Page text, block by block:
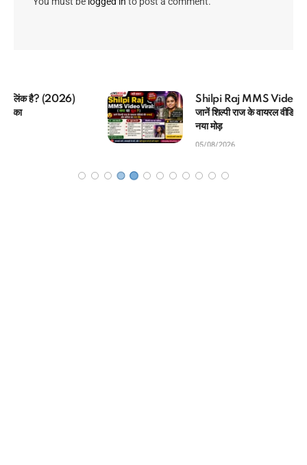
Shilpi Raj MMS Video Viral: (सच या झूठ?)
जानें शिल्पी राज के वायरल वीडियो की सच्चाई और करियर का
नया मोड़
05/08/2026